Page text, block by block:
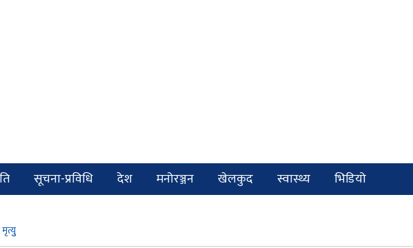
सूचना-प्रविधि देश मनोरञ्जन खेलकुद स्वास्थ्य
भिडियो